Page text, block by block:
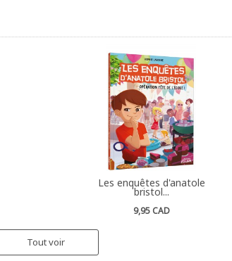
Les enquêtes d'anatole
bristol...
9,95 CAD
Tout voir